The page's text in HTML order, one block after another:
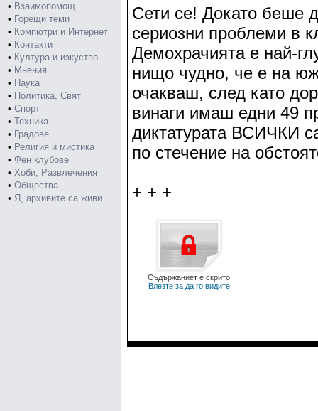
• Взаимопомощ
• Горещи теми
• Компютри и Интернет
• Контакти
• Култура и изкуство
• Мнения
• Наука
• Политика, Свят
• Спорт
• Техника
• Градове
• Религия и мистика
• Фен клубове
• Хоби, Развлечения
• Общества
• Я, архивите са живи
Сети се! Докато беше
сериозни проблеми в
Демохрачията е най-
нищо чудно, че е на
очакваш, след като
винаги имаш едни 49
диктатурата ВСИЧКИ
по стечение на
+ + +
Съдържаниет е скрито
Влезте за да го видите